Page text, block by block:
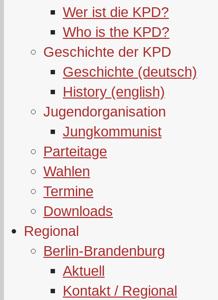
Wer ist die KPD?
Who is the KPD?
Geschichte der KPD
Geschichte (deutsch)
History (english)
Jugendorganisation
Jungkommunist
Parteitage
Wahlen
Termine
Downloads
Regional
Berlin-Brandenburg
Aktuell
Kontakt / Regional